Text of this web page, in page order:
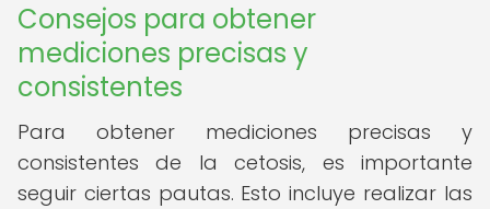
Consejos para obtener
mediciones precisas y
consistentes
Para obtener mediciones precisas y
consistentes de la cetosis, es importante
seguir ciertas pautas. Esto incluye realizar las